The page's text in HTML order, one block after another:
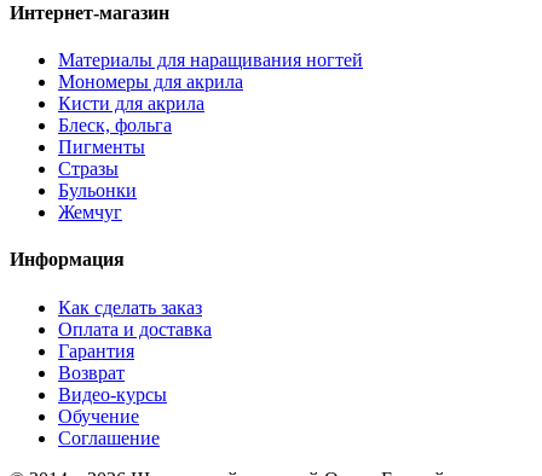
Интернет-магазин
Материалы для наращивания ногтей
Мономеры для акрила
Кисти для акрила
Блеск, фольга
Пигменты
Стразы
Бульонки
Жемчуг
Информация
Как сделать заказ
Оплата и доставка
Гарантия
Возврат
Видео-курсы
Обучение
Соглашение